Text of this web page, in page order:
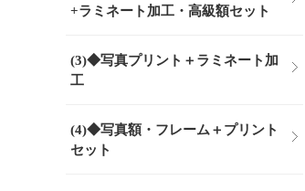
+ラミネート加工・高級額セット
(3)◆写真プリント＋ラミネート加
工
(4)◆写真額・フレーム＋プリント
セット